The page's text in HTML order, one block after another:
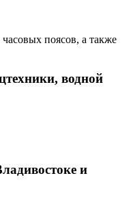
поясов, а также
водной
и